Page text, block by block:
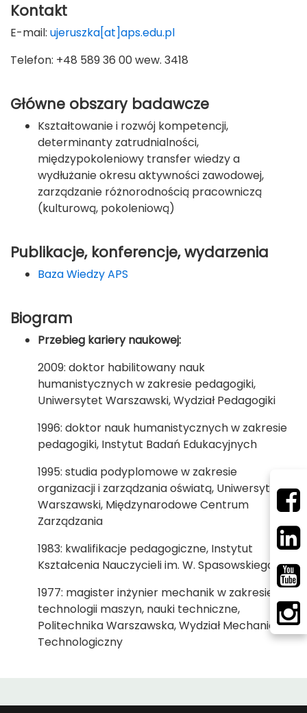
Kontakt
E-mail: ujeruszka[at]aps.edu.pl
Telefon: +48 589 36 00 wew. 3418
Główne obszary badawcze
Kształtowanie i rozwój kompetencji,
determinanty zatrudnialności,
międzypokoleniowy transfer wiedzy a
wydłużanie okresu aktywności zawodowej,
zarządzanie różnorodnością pracowniczą
(kulturową, pokoleniową)
Publikacje, konferencje, wydarzenia
Baza Wiedzy APS
Biogram
Przebieg kariery naukowej:
2009: doktor habilitowany nauk
humanistycznych w zakresie pedagogiki,
Uniwersytet Warszawski, Wydział Pedagogiki
1996: doktor nauk humanistycznych w zakresie
pedagogiki, Instytut Badań Edukacyjnych
1995: studia podyplomowe w zakresie
organizacji i zarządzania oświatą, Uniwersytet
Warszawski, Międzynarodowe Centrum
Zarządzania
1983: kwalifikacje pedagogiczne, Instytut
Kształcenia Nauczycieli im. W. Spasowskiego
1977: magister inżynier mechanik w zakresie
technologii maszyn, nauki techniczne,
Politechnika Warszawska, Wydział Mechaniczny
Technologiczny